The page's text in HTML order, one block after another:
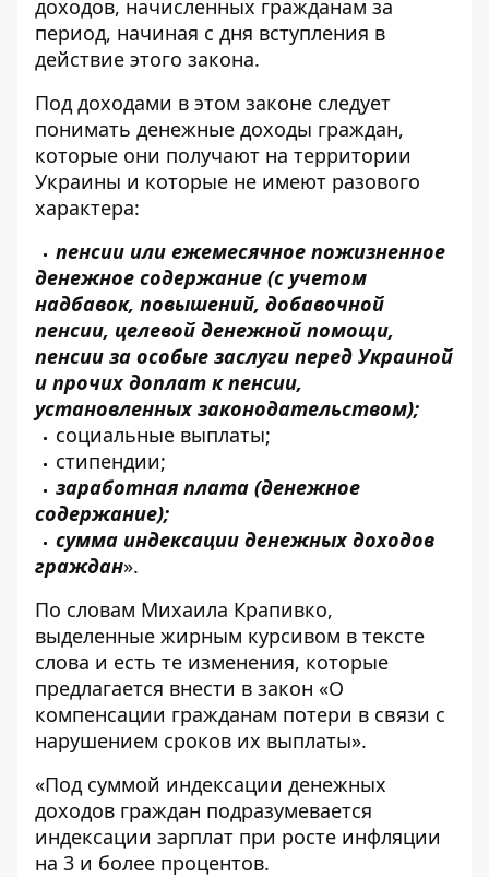
доходов, начисленных гражданам за
период, начиная с дня вступления в
действие этого закона.
Под доходами в этом законе следует
понимать денежные доходы граждан,
которые они получают на территории
Украины и которые не имеют разового
характера:
пенсии или ежемесячное пожизненное
денежное содержание (с учетом
надбавок, повышений, добавочной
пенсии, целевой денежной помощи,
пенсии за особые заслуги перед Украиной
и прочих доплат к пенсии,
установленных законодательством);
социальные выплаты;
стипендии;
заработная плата (денежное
содержание);
сумма индексации денежных доходов
граждан».
По словам Михаила Крапивко,
выделенные жирным курсивом в тексте
слова и есть те изменения, которые
предлагается внести в закон «О
компенсации гражданам потери в связи с
нарушением сроков их выплаты».
«Под суммой индексации денежных
доходов граждан подразумевается
индексации зарплат при росте инфляции
на 3 и более процентов.